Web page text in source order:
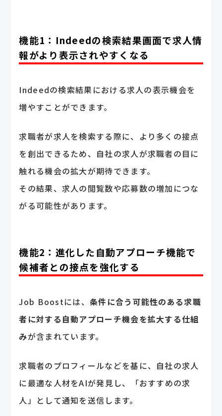
機能1：Indeedの検索結果画面で求人情
報がより表示されやすくなる
Indeedの検索結果における求人の表示機会を
増やすことができます。
求職者が求人を検索する際に、より多くの接点
を創出できるため、自社の求人が求職者の目に
触れる機会の拡大が期待できます。
その結果、求人の閲覧数や応募数の増加につな
がる可能性があります。
機能2：進化した自動アプローチ機能で
候補者との接点を強化する
Job Boostには、 条件に合う可能性のある求職
者に対する自動アプローチ機会を拡大する仕組
みが含まれています。
求職者のプロフィールなどを基に、自社の求人
に最適な人材をAIが発見し、「おすすめの求
人」として通知を送信します。